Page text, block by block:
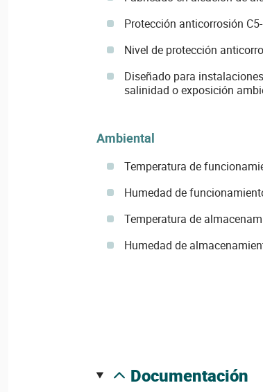
Protección anticorrosión
Nivel de protección
Diseñado para
salinidad o exposición
Ambiental
Temperatura de
Humedad de
Temperatura de
Humedad de
documentación